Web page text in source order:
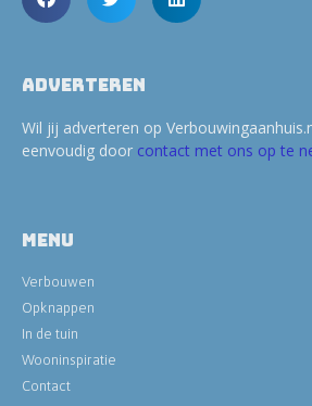
Adverteren
Wil jij adverteren op
eenvoudig door contact met ons op te
Menu
Verbouwen
Opknappen
In de tuin
Wooninspiratie
Contact